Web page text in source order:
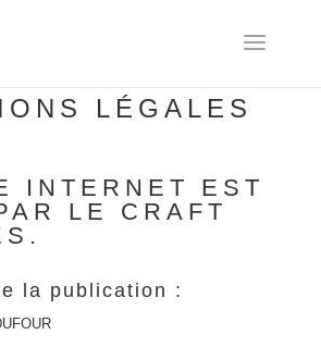
LÉGALES
INTERNET EST
LE CRAFT
la publication :